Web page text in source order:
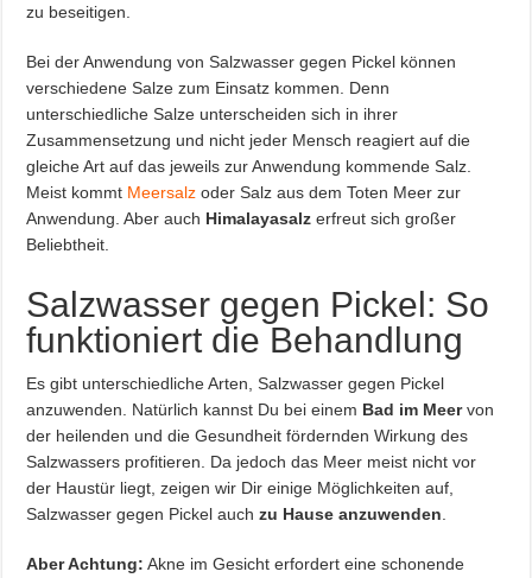
zu beseitigen.
Bei der Anwendung von Salzwasser gegen Pickel können
verschiedene Salze zum Einsatz kommen. Denn
unterschiedliche Salze unterscheiden sich in ihrer
Zusammensetzung und nicht jeder Mensch reagiert auf die
gleiche Art auf das jeweils zur Anwendung kommende Salz.
Meist kommt Meersalz oder Salz aus dem Toten Meer zur
Anwendung. Aber auch Himalayasalz erfreut sich großer
Beliebtheit.
Salzwasser gegen Pickel: So
funktioniert die Behandlung
Es gibt unterschiedliche Arten, Salzwasser gegen Pickel
anzuwenden. Natürlich kannst Du bei einem Bad im Meervon
der heilenden und die Gesundheit fördernden Wirkung des
Salzwassers profitieren. Da jedoch das Meer meist nicht vor
der Haustür liegt, zeigen wir Dir einige Möglichkeiten auf,
Salzwasser gegen Pickel auchzu Hause anzuwenden
Aber Achtung: Akne im Gesicht erfordert eine schonende